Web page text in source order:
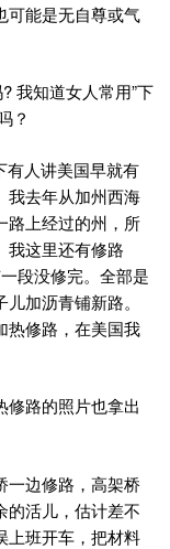
可能是无自尊或气
我知道女人常用”下
？
有人讲美国早就有
我去年从加州西海
路上经过的州，所
我这里还有修路
段没修完。全部是
加沥青铺新路。
热修路，在美国我
修路的照片也拿出
一边修路，高架桥
的活儿，估计差不
上班开车，把材料